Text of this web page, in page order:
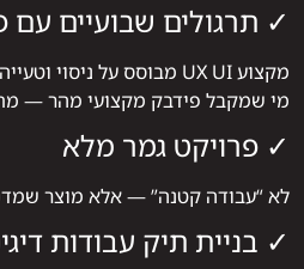
✓ תרגולים שבועיים עם
מקצוע UX UI מבוסס על ניסוי וטעייה.
מי שמקבל פידבק מקצועי מהר —
✓ פרויקט גמר מלא
לא “עבודה קטנה” — אלא מוצר
✓ בניית תיק עבודות